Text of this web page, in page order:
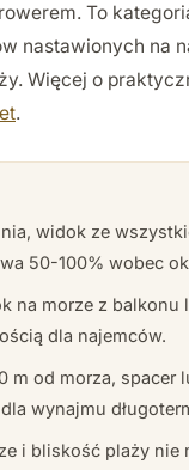
To
nastawionych na
Więcej o
.
widok ze
50-100% wobec
na morze z
dla najemców.
m od morza, spacer
wynajmu
i bliskość plaży